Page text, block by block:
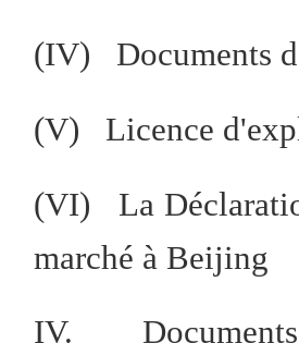
(IV) Documents
(V) Licence
(VI) La
marché à Beijing
IV. Documents